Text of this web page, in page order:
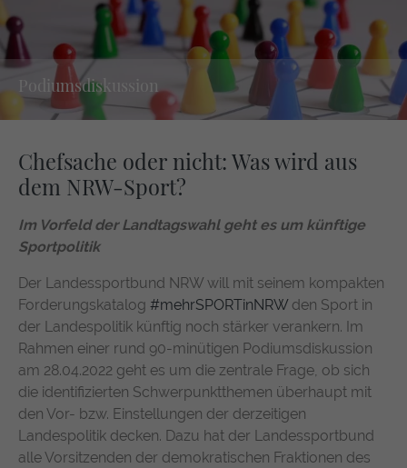
Podiumsdiskussion
Chefsache oder nicht: Was wird aus
dem NRW-Sport?
Im Vorfeld der Landtagswahl geht es um künftige
Sportpolitik
Der Landessportbund NRW will mit seinem kompakten
Forderungskatalog #mehrSPORTinNRWden Sport in
der Landespolitik künftig noch stärker verankern. Im
Rahmen einer rund 90-minütigen Podiumsdiskussion
am 28.04.2022 geht es um die zentrale Frage, ob sich
die identifizierten Schwerpunktthemen überhaupt mit
den Vor- bzw. Einstellungen der derzeitigen
Landespolitik decken. Dazu hat der Landessportbund
alle Vorsitzenden der demokratischen Fraktionen des